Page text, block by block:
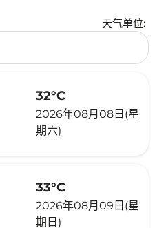
天气单位:
32°C
2026年08月08日(星
期六)
33°C
2026年08月09日(星
期日)